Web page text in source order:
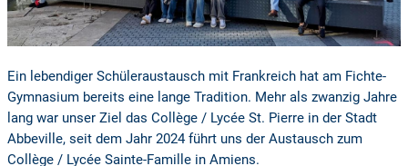
Ein lebendiger Schüleraustausch mit Frankreich hat am Fichte-
Gymnasium bereits eine lange Tradition. Mehr als zwanzig Jahre
lang war unser Ziel das Collège / Lycée St. Pierre in der Stadt
Abbeville, seit dem Jahr 2024 führt uns der Austausch zum
Collège / Lycée Sainte-Famille in Amiens.